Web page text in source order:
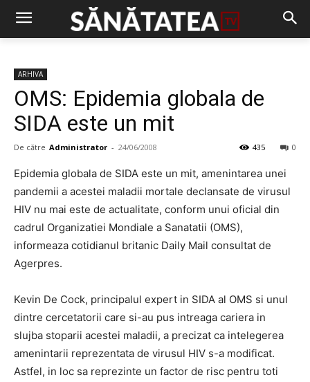
ARHIVA
OMS: Epidemia globala de
SIDA este un mit
De către Administrator - 24/06/2008 0
435
Epidemia globala de SIDA este un mit, amenintarea unei
pandemii a acestei maladii mortale declansate de virusul
HIV nu mai este de actualitate, conform unui oficial din
cadrul Organizatiei Mondiale a Sanatatii (OMS),
informeaza cotidianul britanic Daily Mail consultat de
Agerpres.
Kevin De Cock, principalul expert in SIDA al OMS si unul
dintre cercetatorii care si-au pus intreaga cariera in
slujba stoparii acestei maladii, a precizat ca intelegerea
amenintarii reprezentata de virusul HIV s-a modificat.
Astfel, in loc sa reprezinte un factor de risc pentru toti